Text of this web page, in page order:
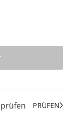
PRÜFEN